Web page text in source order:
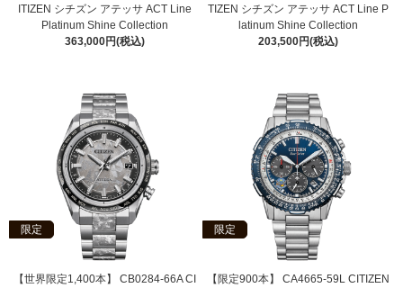
ITIZEN シチズン アテッサ ACT Line
Platinum Shine Collection
363,000円(税込)
TIZEN シチズン アテッサ ACT Line P
latinum Shine Collection
203,500円(税込)
限定
【世界限定1,400本】 CB0284-66A CI
限定
【限定900本】 CA4665-59L CITIZEN